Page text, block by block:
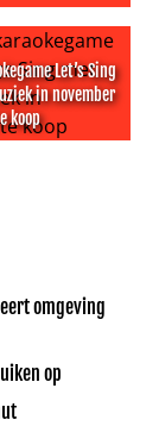
Neêrlands trots
het
Let’s Sing
in november
koop
omgeving
op